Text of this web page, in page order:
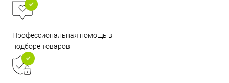
Профессиональная помощь в
подборе товаров